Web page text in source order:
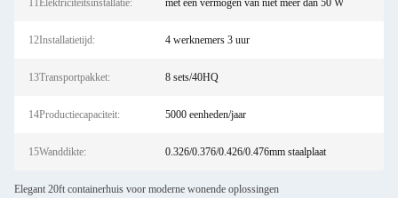
11Elektriciteitsinstallatie: met een vermogen van niet meer dan 50 W
12Installatietijd: 4 werknemers 3 uur
13Transportpakket: 8 sets/40HQ
14Productiecapaciteit: 5000 eenheden/jaar
15Wanddikte: 0.326/0.376/0.426/0.476mm staalplaat
Elegant 20ft containerhuis voor moderne wonende oplossingen